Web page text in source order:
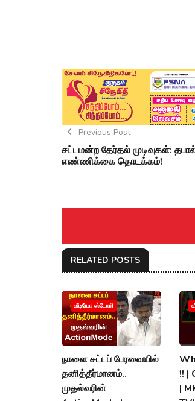
Previous Post
சட்டமன்ற தேர்தல் முடிவுகள்:
எண்ணிக்கை தொடக்கம்!
RELATED POSTS
வீடியோ ஸ்டோரி
நாளை சட்டப் பேரவையில்
தனித்தீர்மானம்..
முதல்வரின்
!! |
|